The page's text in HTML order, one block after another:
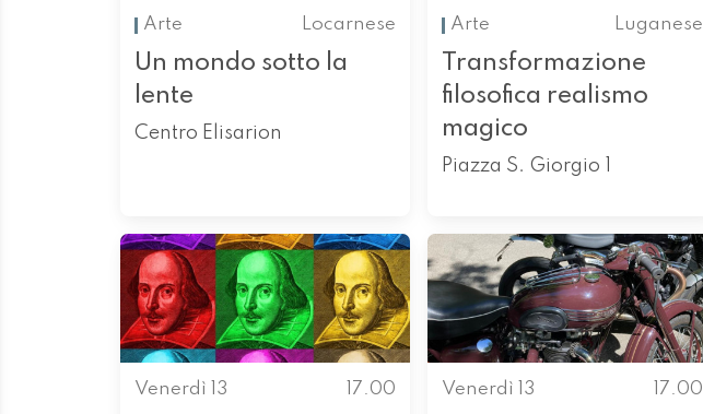
Arte
Locarnese
Un mondo sotto la
lente
Centro Elisarion
Arte
Luganese
Transformazione
filosofica realismo
magico
Piazza S. Giorgio 1
Venerdì 13
17.00
Venerdì 13
17.00